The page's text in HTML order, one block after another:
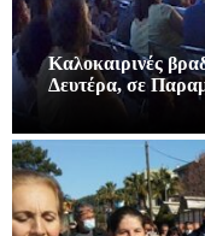
Καλοκαιρινές
Δευτέρα, σε